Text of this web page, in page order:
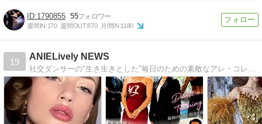
1790855 55
週間IN:170 週間OUT:870 月間IN:1180
19
ANIELively NEWS